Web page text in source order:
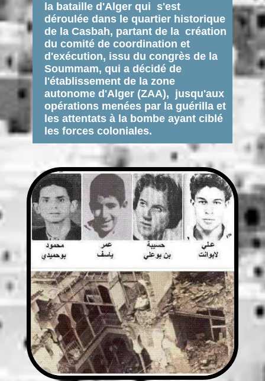
la bataille d'Alger qui s'est
déroulée dans le quartier historique
de la Casbah, partant de la création
du comité de coordination et
d'exécution, issu du congrès de la
Soummam, qui a décidé de
l'établissement de la zone
autonome d'Alger (ZAA), jusqu'aux
opérations menées par la guérilla et
les attentats à la bombe ayant ciblé
les forces coloniales.